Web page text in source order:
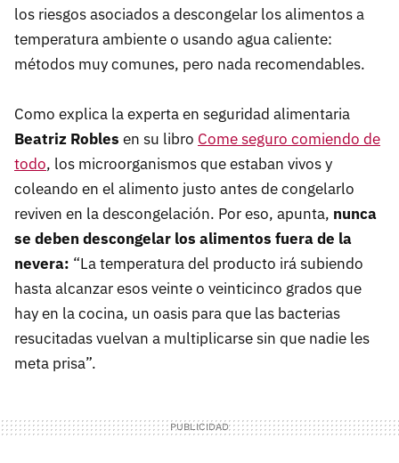
los riesgos asociados a descongelar los alimentos a
temperatura ambiente o usando agua caliente:
métodos muy comunes, pero nada recomendables.
Como explica la experta en seguridad alimentaria
Beatriz Robles en su libro Come seguro comiendo de
todo, los microorganismos que estaban vivos y
coleando en el alimento justo antes de congelarlo
reviven en la descongelación. Por eso, apunta, nunca
se deben descongelar los alimentos fuera de la
nevera: “La temperatura del producto irá subiendo
hasta alcanzar esos veinte o veinticinco grados que
hay en la cocina, un oasis para que las bacterias
resucitadas vuelvan a multiplicarse sin que nadie les
meta prisa”.